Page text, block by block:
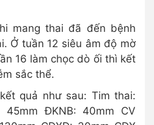
mang thai đã đến bệnh
Ở tuần 12 siêu âm độ mờ
16 làm chọc dò ối thì kết
sắc thể.
quả như sau: Tim thai:
45mm ĐKNB: 40mm CV